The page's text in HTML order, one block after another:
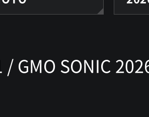
/ GMO SONIC